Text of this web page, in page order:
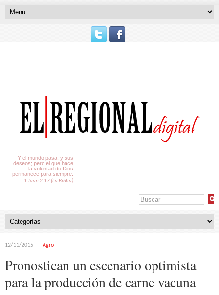
Y el mundo pasa, y sus
deseos; pero el que hace
la voluntad de Dios
permanece para siempre.
1 Juan 2:17 (La Biblia)
12/11/2015 Agro
Pronostican un escenario optimista
para la producción de carne vacuna